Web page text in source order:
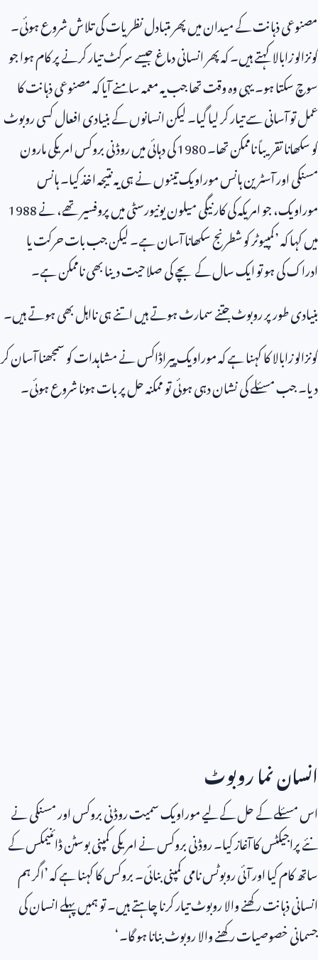
مصنوعی ذہانت کے میدان میں پھر متبادل نظریات کی تلاش شروع ہوئی۔
گونزالو زابالا کہتے ہیں۔ کہ پھر انسانی دماغ جیسے سرکٹ تیار کرنے پر کام ہوا جو
سوچ سکتا ہو۔ یہی وہ وقت تھا جب یہ معمہ سامنے آیا کہ مصنوعی ذہانت کا
عمل تو آسانی سے تیار کر لیا گیا۔ لیکن انسانوں کے بنیادی افعال کسی روبوٹ
کو سکھانا تقریباً ناممکن تھا۔1980کی دہائی میں روڈنی بروکس امریکی مارون
مسنکی اور آسٹرین ہانس موراویک تینوں نے ہی یہ نتیجہ اخذ کیا۔ ہانس
موراویک، جو امریکہ کی کارنیگی میلون یونیورسٹی میں پروفسیر تھے، نے1988
میں کہا کہ ’کمپیوٹر کو شطرنج سکھانا آسان ہے۔ لیکن جب بات حرکت یا
ادراک کی ہو تو ایک سال کے بچے کی صلاحیت دینا بھی ناممکن ہے۔
بنیادی طور پر روبوٹ جتنے سمارٹ ہوتے ہیں اتنے ہی نااہل بھی ہوتے ہیں۔
گونزالو زابالا کا کہنا ہے کہ موراویک پیراڈاکس نے مشاہدات کو سمجھنا آسان کر
دیا۔ جب مسئلے کی نشان دہی ہوئی تو ممکنہ حل پر بات ہونا شروع ہوئی۔
انسان نما روبوٹ
اس مسئلے کے حل کے لیے موراویک سمیت روڈنی بروکس اور مسنکی نے
نئے پراجیکٹس کا آغاز کیا۔ روڈنی بروکس نے امریکی کمپنی بوسٹن ڈائنیمکس کے
ساتھ کام کیا اور آئی روبوٹس نامی کمپنی بنائی۔ بروکس کا کہنا ہے کہ ’اگر ہم
انسانی ذہانت رکھنے والا روبوٹ تیار کرنا چاہتے ہیں۔ تو ہمیں پہلے انسان کی
جسمانی خصوصیات رکھنے والا روبوٹ بنانا ہو گا۔‘